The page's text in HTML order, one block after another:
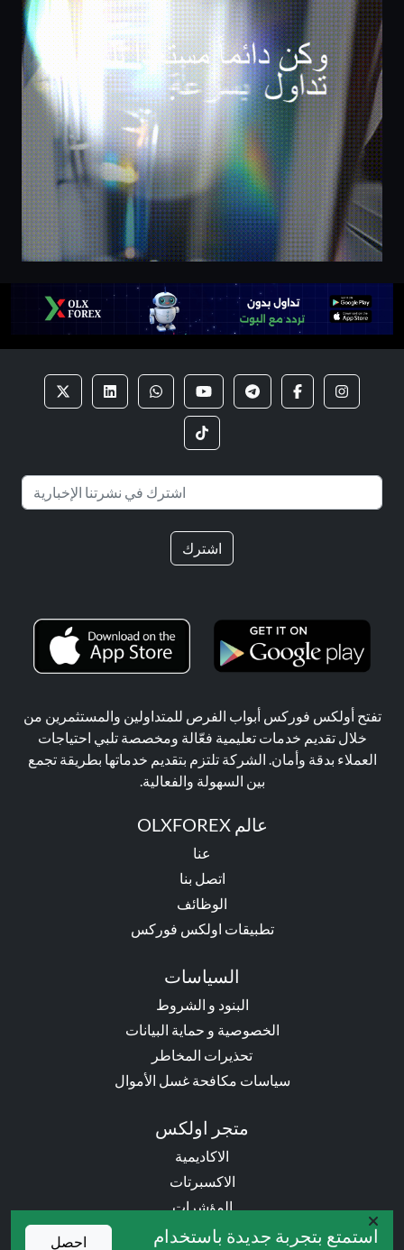
استمتع بتجربة جديدة باستخدام
احصل
اشترك
تفتح أولكس فوركس أبواب الفرص للمتداولين والمستثمرين من
خلال تقديم خدمات تعليمية فعّالة ومخصصة تلبي احتياجات
العملاء بدقة وأمان. الشركة تلتزم بتقديم خدماتها بطريقة تجمع
بين السهولة والفعالية.
عالم OLXFOREX
عنا
اتصل بنا
الوظائف
تطبيقات اولكس فوركس
السياسات
البنود و الشروط
الخصوصية و حماية البيانات
تحذيرات المخاطر
سياسات مكافحة غسل الأموال
متجر اولكس
الاكاديمية
الاكسبرتات
المؤشرات
الكتب